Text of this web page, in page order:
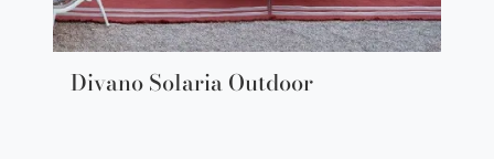
Divano Solaria Outdoor